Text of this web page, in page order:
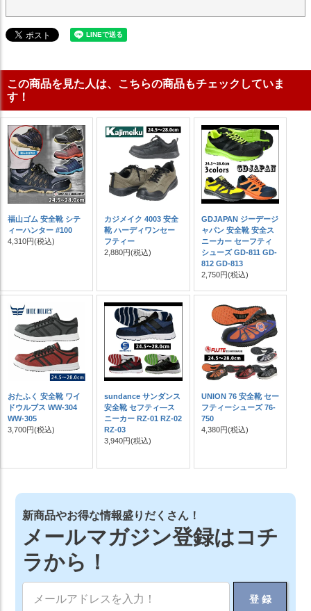
この商品を見た人は、こちらの商品もチェックしていま
す！
福山ゴム 安全靴 シテ
ィーハンター #100
4,310円(税込)
カジメイク 4003 安全
靴 ハーディワンセー
フティー
2,880円(税込)
GDJAPAN ジーデージ
ャパン 安全靴 安全ス
ニーカー セーフティ
シューズ GD-811 GD-
812 GD-813
2,750円(税込)
おたふく 安全靴 ワイ
ドウルブス WW-304
WW-305
3,700円(税込)
sundance サンダンス
安全靴 セフティ―ス
ニーカー RZ-01 RZ-02
RZ-03
3,940円(税込)
UNION 76 安全靴 セー
フティーシューズ 76-
750
4,380円(税込)
新商品やお得な情報盛りだくさん！
メールマガジン登録はコチ
ラから！